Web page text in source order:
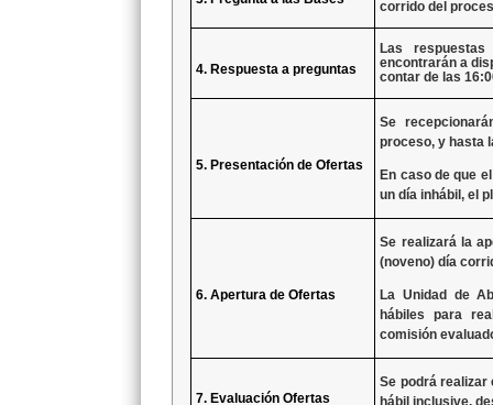
corrido del
4. Respuesta a preguntas
Las
encontrarán a
contar de las
5. Presentación de Ofertas
Se
proceso, y hasta
En caso de que
un día inhábil, el
6. Apertura de Ofertas
Se realizará la
(noveno) día
La Unidad de
hábiles para
comisión
7. Evaluación Ofertas
Se podrá
hábil inclusive,